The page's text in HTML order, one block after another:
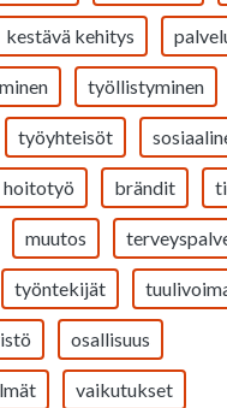
kestävä kehitys
työllistyminen
työyhteisöt
hoitotyö brändit
muutos
työntekijät
osallisuus
vaikutukset